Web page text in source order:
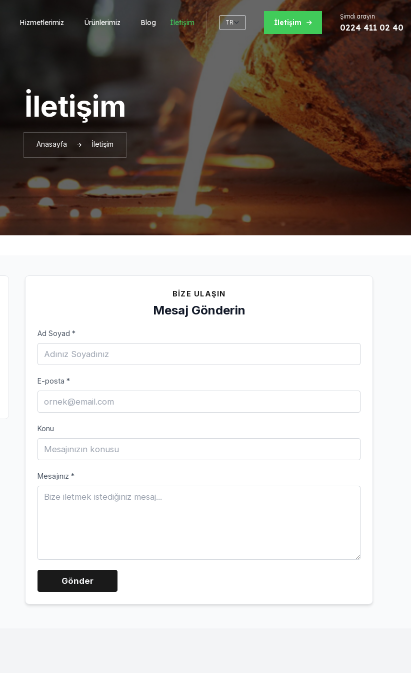
Hizmetlerimiz Ürünlerimiz Blog İletişim TR İletişim
Şimdi arayın
0224 411 02 40
İletişim
Anasayfa İletişim
BIZE ULAŞIN
Mesaj Gönderin
Ad Soyad *
E-posta *
Konu
Mesajınız *
Gönder